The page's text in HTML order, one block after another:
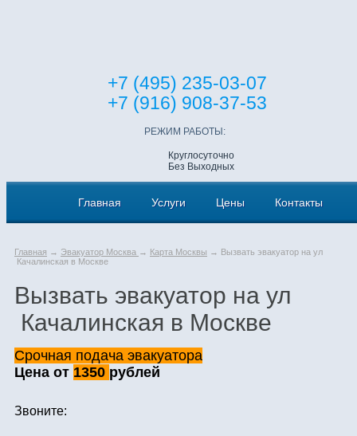
+7 (495) 235-03-07
+7 (916) 908-37-53
РЕЖИМ РАБОТЫ:
Круглосуточно
Без Выходных
Главная Услуги Цены Контакты
Главная → Эвакуатор Москва → Карта Москвы → Вызвать эвакуатор на ул
Качалинская в Москве
Вызвать эвакуатор на ул
Качалинская в Москве
Срочная подача эвакуатора
Цена от 1350 рублей
Звоните: